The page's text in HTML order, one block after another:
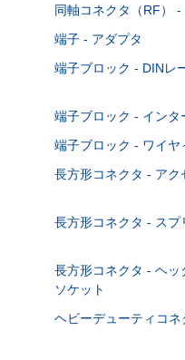
同軸コネクタ（RF） -
端子 - アダプタ
端子ブロック - DINレ
端子ブロック - イン
端子ブロック - ワイヤ
長方形コネクタ - アク
長方形コネクタ - スプ
長方形コネクタ - ヘッ
ソケット
ヘビーデューティコネ